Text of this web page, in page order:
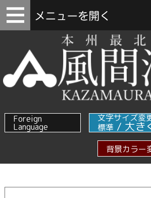
Foreign
Language
文字サイズ変
標準 / 大き
背景カラー